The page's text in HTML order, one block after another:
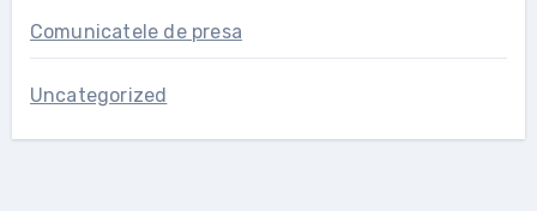
Comunicatele de presa
Uncategorized